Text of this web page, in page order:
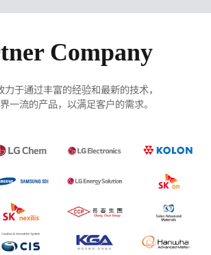
Company
于通过丰富的经验和最新的技术，
一流的产品，以满足客户的需求。